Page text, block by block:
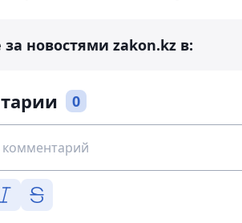
за новостями zakon.kz в:
0